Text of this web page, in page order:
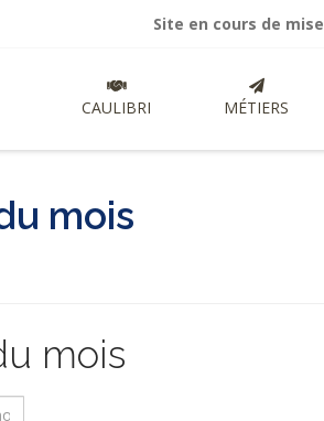
Site en cours de mise à jour :
CAULIBRI MÉTIERS
mois
mois